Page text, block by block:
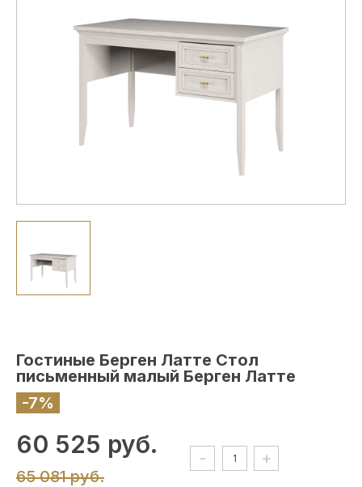
Гостиные Берген Латте Стол
письменный малый Берген Латте
-7%
60 525 руб.
65 081 руб.
- +